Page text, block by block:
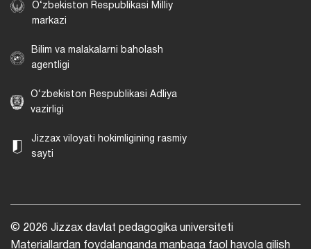
O‘zbekiston Respublikasi Milliy
markazi
Bilim va malakalarni baholash
agentligi
O‘zbekiston Respublikasi Adliya
vazirligi
Jizzax viloyati hokimligining rasmiy
sayti
© 2026 Jizzax davlat pedagogika universiteti
Materiallardan foydalanganda manbaga faol havola qilish